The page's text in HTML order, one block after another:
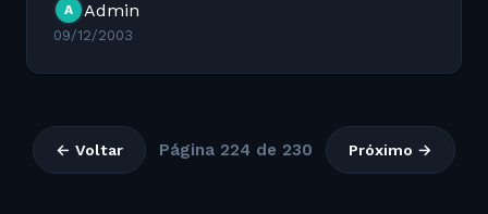
requerido pelo...
A Admin
09/12/2003
← Voltar Página 224 de 230 Próximo →